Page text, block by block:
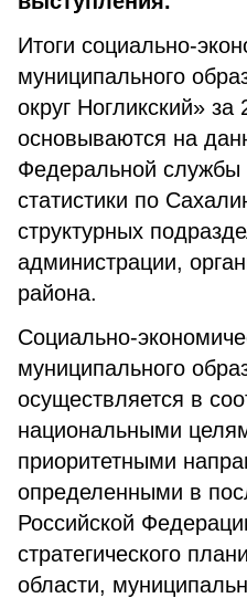
Итоги социально-
муниципального
округ Ногликский» за
основываются на
Федеральной службы
статистики по
структурных
администрации,
района.
Социально-
муниципального
осуществляется в
национальными
приоритетными
определенными в
Российской
стратегического
области,